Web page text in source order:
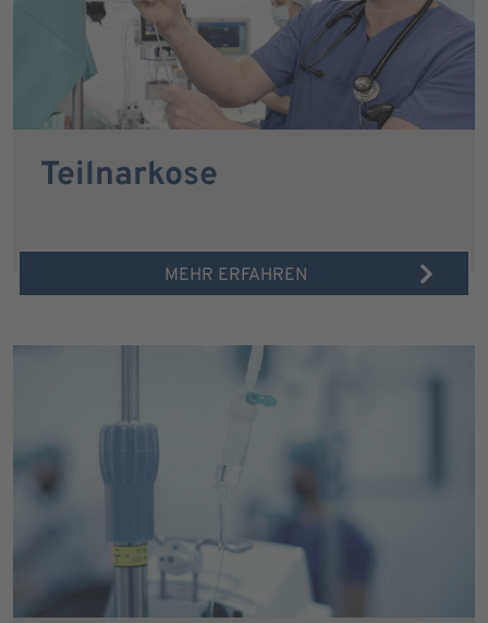
Teilnarkose
MEHR ERFAHREN